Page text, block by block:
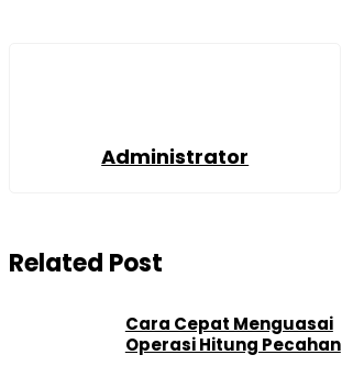
Administrator
Related Post
Cara Cepat Menguasai
Operasi Hitung Pecahan